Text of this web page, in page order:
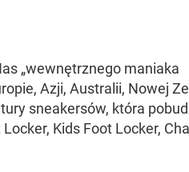
„wewnętrznego maniaka
Azji, Australii, Nowej
sneakersów, która
Kids Foot Locker,